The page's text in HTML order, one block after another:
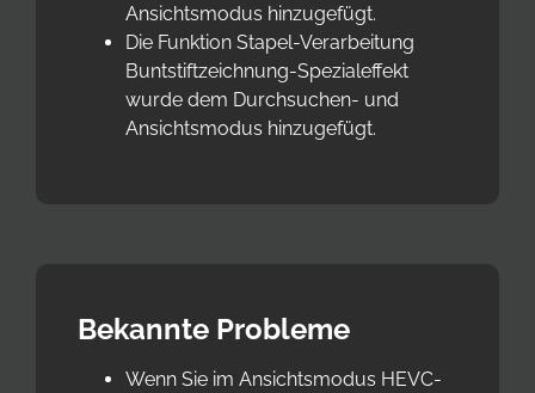
Ansichtsmodus hinzugefügt.
Die Funktion Stapel-Verarbeitung
Buntstiftzeichnung-Spezialeffekt
wurde dem Durchsuchen- und
Ansichtsmodus hinzugefügt.
Bekannte Probleme
Wenn Sie im Ansichtsmodus HEVC-